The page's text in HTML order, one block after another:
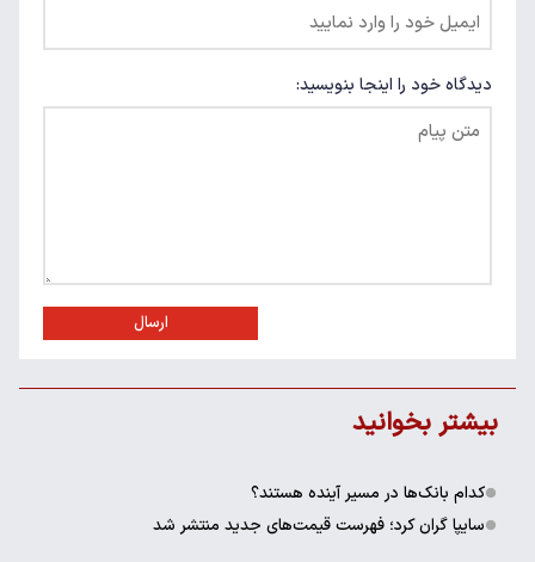
دیدگاه خود را اینجا بنویسید:
ارسال
بیشتر بخوانید
کدام بانک‌ها در مسیر آینده هستند؟
سایپا گران کرد؛ فهرست قیمت‌های جدید منتشر شد